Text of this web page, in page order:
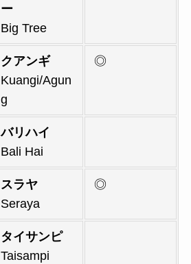
ー
Big Tree
クアンギ
Kuangi/Agun
g
◎
バリハイ
Bali Hai
スラヤ
Seraya
◎
タイサンピ
Taisampi